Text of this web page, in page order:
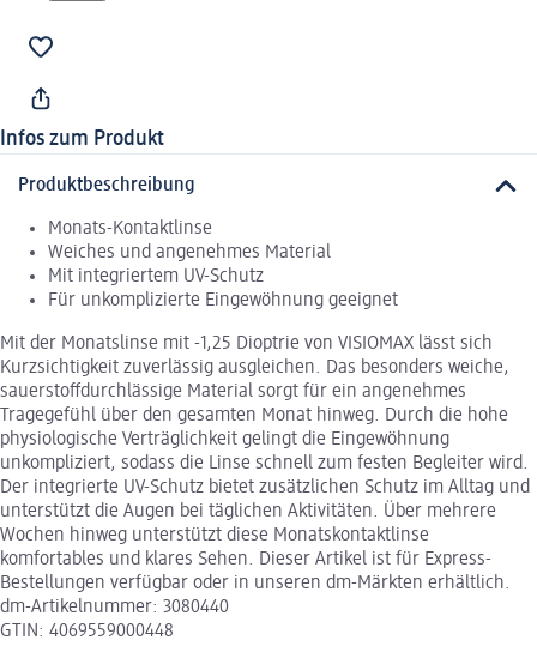
Infos zum Produkt
Produktbeschreibung
Monats-Kontaktlinse
Weiches und angenehmes Material
Mit integriertem UV-Schutz
Für unkomplizierte Eingewöhnung geeignet
Mit der Monatslinse mit -1,25 Dioptrie von VISIOMAX lässt sich
Kurzsichtigkeit zuverlässig ausgleichen. Das besonders weiche,
sauerstoffdurchlässige Material sorgt für ein angenehmes
Tragegefühl über den gesamten Monat hinweg. Durch die hohe
physiologische Verträglichkeit gelingt die Eingewöhnung
unkompliziert, sodass die Linse schnell zum festen Begleiter wird.
Der integrierte UV-Schutz bietet zusätzlichen Schutz im Alltag und
unterstützt die Augen bei täglichen Aktivitäten. Über mehrere
Wochen hinweg unterstützt diese Monatskontaktlinse
komfortables und klares Sehen. Dieser Artikel ist für Express-
Bestellungen verfügbar oder in unseren dm-Märkten erhältlich.
dm-Artikelnummer: 3080440
GTIN: 4069559000448